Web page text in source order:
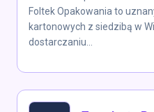
Foltek Opakowania to
kartonowych z siedzibą w
dostarczaniu...